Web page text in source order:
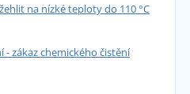
na nízké teploty do 110 °C
- zákaz chemického čistění